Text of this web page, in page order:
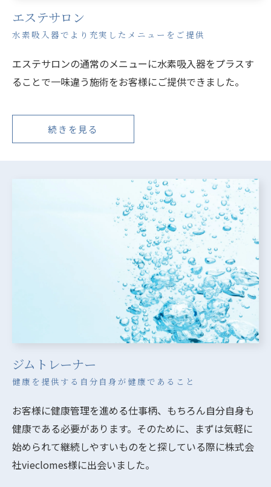
エステサロン
水素吸入器でより充実したメニューをご提供
エステサロンの通常のメニューに水素吸入器をプラスす
ることで一味違う施術をお客様にご提供できました。
続きを見る
ジムトレーナー
健康を提供する自分自身が健康であること
お客様に健康管理を進める仕事柄、もちろん自分自身も
健康である必要があります。そのために、まずは気軽に
始められて継続しやすいものをと探している際に株式会
社vieclomes様に出会いました。